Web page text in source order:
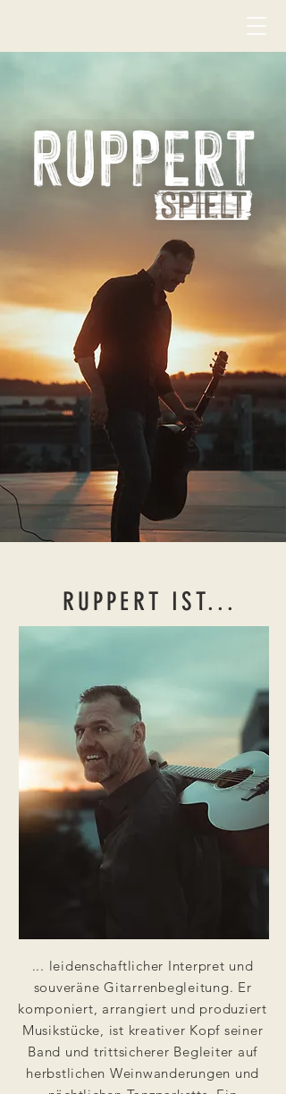
RUPPERT IST...
... leidenschaftlicher Interpret und
souveräne Gitarrenbegleitung. Er
komponiert, arrangiert und produziert
Musikstücke, ist kreativer Kopf seiner
Band und trittsicherer Begleiter auf
herbstlichen Weinwanderungen und